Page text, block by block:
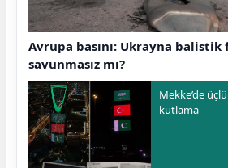
Avrupa basını: Ukrayna balistik
savunmasız mı?
Mekke’de
kutlama